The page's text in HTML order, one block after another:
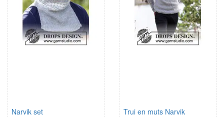
Narvik set Trui en muts Narvik